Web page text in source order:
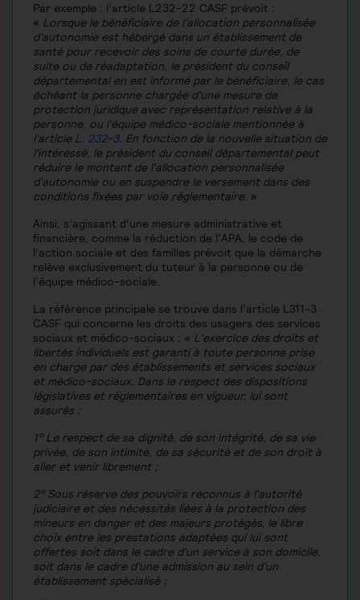
Par exemple : l’article L232-22 CASF prévoit :
« Lorsque le bénéficiaire de l'allocation personnalisée
d'autonomie est hébergé dans un établissement de
santé pour recevoir des soins de courte durée, de
suite ou de réadaptation, le président du conseil
départemental en est informé par le bénéficiaire, le cas
échéant la personne chargée d'une mesure de
protection juridique avec représentation relative à la
personne, ou l'équipe médico-sociale mentionnée à
l'article L. 232-3. En fonction de la nouvelle situation de
l'intéressé, le président du conseil départemental peut
réduire le montant de l'allocation personnalisée
d'autonomie ou en suspendre le versement dans des
conditions fixées par voie réglementaire. »
Ainsi, s’agissant d’une mesure administrative et
financière, comme la réduction de l’APA, le code de
l’action sociale et des familles prévoit que la démarche
relève exclusivement du tuteur à la personne ou de
l’équipe médico-sociale.
La référence principale se trouve dans l’article L311-3
CASF qui concerne les droits des usagers des services
sociaux et médico-sociaux : « L'exercice des droits et
libertés individuels est garanti à toute personne prise
en charge par des établissements et services sociaux
et médico-sociaux. Dans le respect des dispositions
législatives et réglementaires en vigueur, lui sont
assurés :
1° Le respect de sa dignité, de son intégrité, de sa vie
privée, de son intimité, de sa sécurité et de son droit à
aller et venir librement ;
2° Sous réserve des pouvoirs reconnus à l'autorité
judiciaire et des nécessités liées à la protection des
mineurs en danger et des majeurs protégés, le libre
choix entre les prestations adaptées qui lui sont
offertes soit dans le cadre d'un service à son domicile,
soit dans le cadre d'une admission au sein d'un
établissement spécialisé ;